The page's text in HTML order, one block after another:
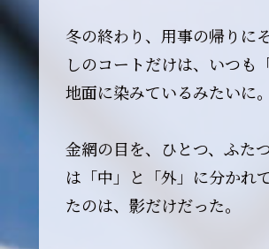
冬の終わり、用事の帰りに
しのコートだけは、いつも
地面に染みているみたいに。
金網の目を、ひとつ、ふた
は「中」と「外」に分かれ
たのは、影だけだった。